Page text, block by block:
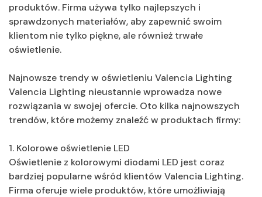
produktów. Firma używa tylko najlepszych i
sprawdzonych materiałów, aby zapewnić swoim
klientom nie tylko piękne, ale również trwałe
oświetlenie.
Najnowsze trendy w oświetleniu Valencia Lighting
Valencia Lighting nieustannie wprowadza nowe
rozwiązania w swojej ofercie. Oto kilka najnowszych
trendów, które możemy znaleźć w produktach firmy:
1. Kolorowe oświetlenie LED
Oświetlenie z kolorowymi diodami LED jest coraz
bardziej popularne wśród klientów Valencia Lighting.
Firma oferuje wiele produktów, które umożliwiają